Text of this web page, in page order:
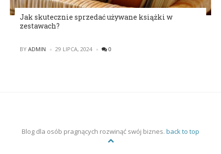
Jak skutecznie sprzedać używane książki w
zestawach?
POSTED
BY ADMIN 29 LIPCA, 2024 0
Blog dla osób pragnących rozwinąć swój biznes. back to top